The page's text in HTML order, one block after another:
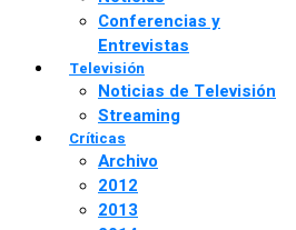
Conferencias y
Entrevistas
Televisión
Noticias de Televisión
Streaming
Críticas
Archivo
2012
2013